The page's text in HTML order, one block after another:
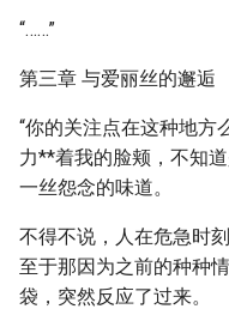
“……”
第三章 与爱丽丝的邂逅
“你的关注点在这种地方
力**着我的脸颊，不知
一丝怨念的味道。
不得不说，人在危急时
至于那因为之前的种种
袋，突然反应了过来。